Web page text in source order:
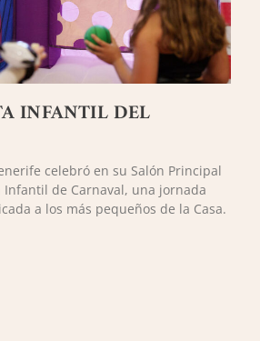
INFANTIL DEL
celebró en su Salón Principal
Infantil de Carnaval, una jornada
a los más pequeños de la Casa.